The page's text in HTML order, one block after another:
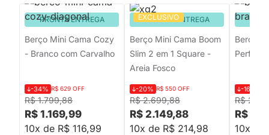
PRONTA ENTREGA
Berço Mini Cama Cozy
- Branco com Carvalho
R$ 1.799,88
-34% R$ 629 OFF
R$ 1.169,99
10x de R$ 116,99
EXCLUSIVO
PRONTA ENTREGA
Berço Mini Cama Boom
Slim 2 em 1 Square -
Areia Fosco
R$ 2.699,88
-20% R$ 550 OFF
R$ 2.149,88
10x de R$ 214,98
Berço
Perfeito
R$
-16%
R$
10x de